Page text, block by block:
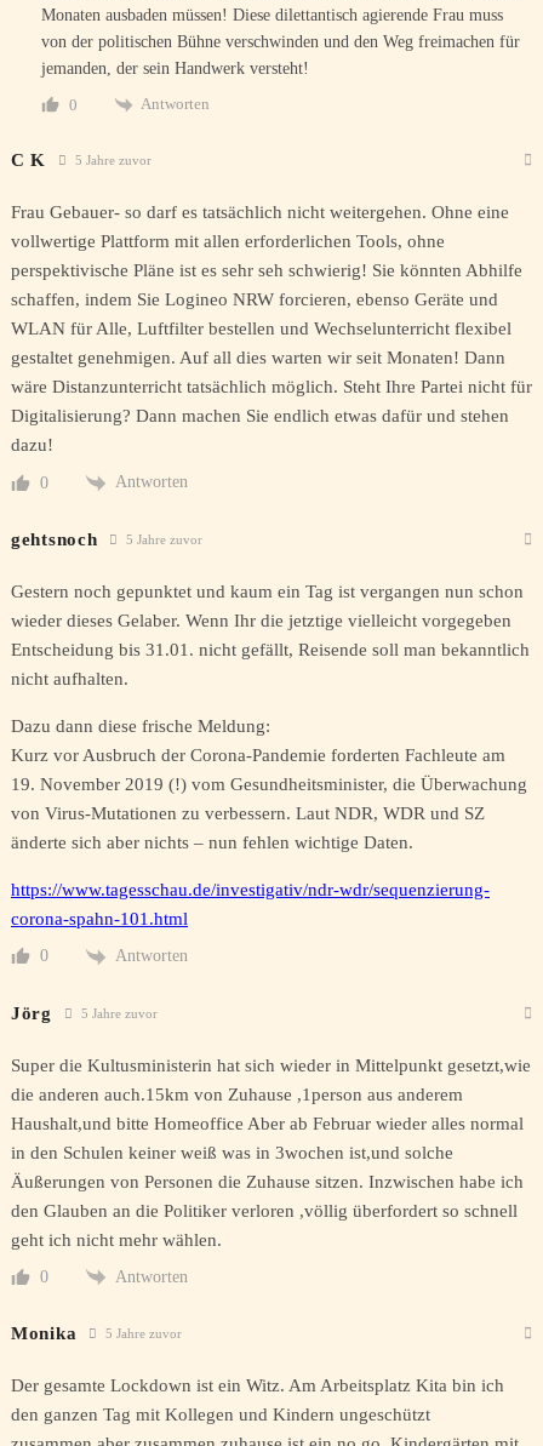
Monaten ausbaden müssen! Diese dilettantisch agierende Frau muss
von der politischen Bühne verschwinden und den Weg freimachen für
jemanden, der sein Handwerk versteht!
0
Antworten
C K 5 Jahre zuvor
Frau Gebauer- so darf es tatsächlich nicht weitergehen. Ohne eine
vollwertige Plattform mit allen erforderlichen Tools, ohne
perspektivische Pläne ist es sehr seh schwierig! Sie könnten Abhilfe
schaffen, indem Sie Logineo NRW forcieren, ebenso Geräte und
WLAN für Alle, Luftfilter bestellen und Wechselunterricht flexibel
gestaltet genehmigen. Auf all dies warten wir seit Monaten! Dann
wäre Distanzunterricht tatsächlich möglich. Steht Ihre Partei nicht für
Digitalisierung? Dann machen Sie endlich etwas dafür und stehen
dazu!
0 Antworten
gehtsnoch 5 Jahre zuvor
Gestern noch gepunktet und kaum ein Tag ist vergangen nun schon
wieder dieses Gelaber. Wenn Ihr die jetztige vielleicht vorgegeben
Entscheidung bis 31.01. nicht gefällt, Reisende soll man bekanntlich
nicht aufhalten.
Dazu dann diese frische Meldung:
Kurz vor Ausbruch der Corona-Pandemie forderten Fachleute am
19. November 2019 (!) vom Gesundheitsminister, die Überwachung
von Virus-Mutationen zu verbessern. Laut NDR, WDR und SZ
änderte sich aber nichts – nun fehlen wichtige Daten.
https://www.tagesschau.de/investigativ/ndr-wdr/sequenzierung-
corona-spahn-101.html
0 Antworten
Jörg 5 Jahre zuvor
Super die Kultusministerin hat sich wieder in Mittelpunkt gesetzt,wie
die anderen auch.15km von Zuhause ,1person aus anderem
Haushalt,und bitte Homeoffice Aber ab Februar wieder alles normal
in den Schulen keiner weiß was in 3wochen ist,und solche
Äußerungen von Personen die Zuhause sitzen. Inzwischen habe ich
den Glauben an die Politiker verloren ,völlig überfordert so schnell
geht ich nicht mehr wählen.
0 Antworten
Monika 5 Jahre zuvor
Der gesamte Lockdown ist ein Witz. Am Arbeitsplatz Kita bin ich
den ganzen Tag mit Kollegen und Kindern ungeschützt